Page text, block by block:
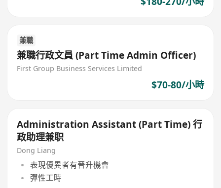
兼職
兼職行政文員 (Part Time Admin Officer)
First Group Business Services Limited
$70-80/小時
Administration Assistant (Part Time) 行
政助理兼职
Dong Liang
表現優異者有晉升機會
彈性工時